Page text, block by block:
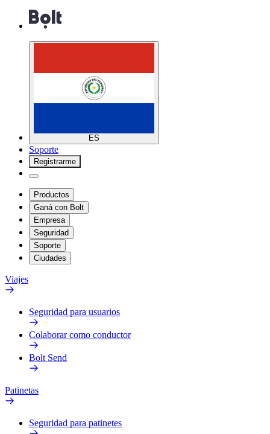
ES
Soporte
Registrarme
Productos
Ganá con Bolt
Empresa
Seguridad
Soporte
Ciudades
Viajes
Seguridad para usuarios
Colaborar como conductor
Bolt Send
Patinetas
Seguridad para patinetes